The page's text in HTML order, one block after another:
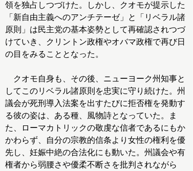
領を独占しつづけた。しかし、クオモが提示した
「新自由主義へのアンチテーゼ」と「リベラル諸
原則」は民主党の基本姿勢として再確認されつづ
けていき、クリントン政権やオバマ政権で再び日
の目をみることとなった。
クオモ自身も、その後、ニューヨーク州知事と
してこのリベラル諸原則を忠実に守り続けた。州
議会が死刑導入法案を出すたびに拒否権を発動す
る彼の姿は、ある種、風物詩となっていた。ま
た、ローマカトリックの敬虔な信者であるにもか
かわらず、自分の宗教的信条より女性の権利を優
先し、妊娠中絶の合法化にも動いた。州議会や有
権者から弱腰さや優柔不断さを批判されながら